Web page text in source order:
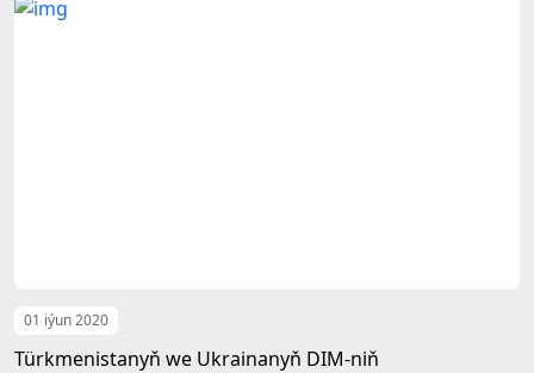
01 iýun 2020
Türkmenistanyň we Ukrainanyň DIM-niň